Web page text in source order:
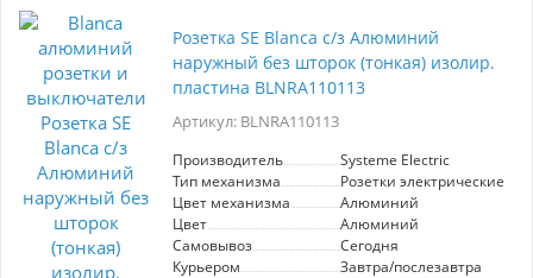
прочного ABS-пластика, он легко
устанавливается и просто в использовании,
что делает его идеальным выбором для жилых
и коммерческих помещений. Выбирая
надежность, стиль и современное решение
Розетка SE Blanca с/з Алюминий
наружный без шторок (тонкая) изолир.
пластина BLNRA110113
Артикул: BLNRA110113
Производитель
Systeme Electric
Тип механизма
Розетки электрические
Цвет механизма
Алюминий
Цвет
Алюминий
Самовывоз
Сегодня
Курьером
Завтра/послезавтра